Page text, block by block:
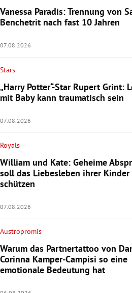
Vanessa Paradis: Trennung von
Benchetrit nach fast 10 Jahren
07.08.2026
Stars
„Harry Potter“-Star Rupert Grint:
mit Baby kann traumatisch sein
07.08.2026
Royals
William und Kate: Geheime
soll das Liebesleben ihrer Kinder
schützen
07.08.2026
Austropromis
Warum das Partnertattoo von
Corinna Kamper-Campisi so eine
emotionale Bedeutung hat